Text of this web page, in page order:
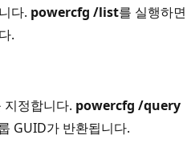
다. powercfg /list를 실행하면
.
정합니다. powercfg /query
GUID가 반환됩니다.